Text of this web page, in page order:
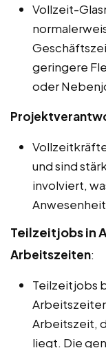
Vollzeit-
geringere
oder
und sind
involviert,
Teilzeitjobs in
Arbeitszeiten:
Teilzeitjobs
Arbeitszeit,
liegt. Die